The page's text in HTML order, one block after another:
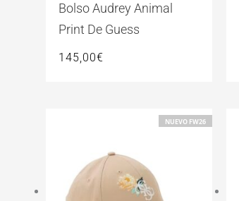
Bolso Audrey Animal
Print De Guess
145,00€
NUEVO FW26